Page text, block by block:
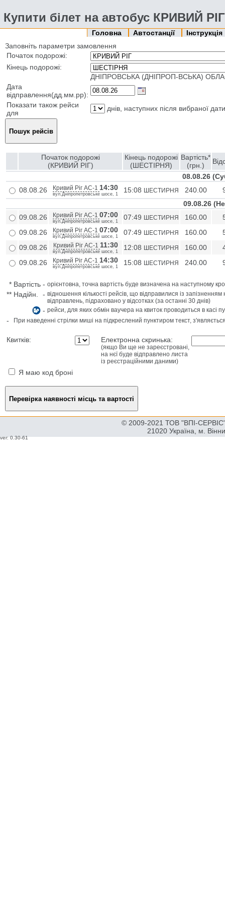
Купити білет на автобус КРИВИЙ
Головна Автостанції
Інструкція
Заповніть параметри замовлення
Початок подорожі:
Кінець подорожі:
ДНІПРОВСЬКА (ДНІПРОП-ВСЬКА)
Дата
відправлення(дд.мм.рр):
Показати також рейси
для
днів, наступних після вибраної дати
Початок подорожі
(КРИВИЙ РІГ)
Кінець подорожі
(ШЕСТІРНЯ)
Вартість*
(грн.)
08.08.26
08.08.26
Кривий Ріг АС-1 14:30
вул.Дніпропетровське шосе, 1 15:08 ШЕСТИРНЯ 240.00
09.08.26
09.08.26
Кривий Ріг АС-1 07:00
вул.Дніпропетровське шосе, 1 07:49 ШЕСТИРНЯ 160.00
09.08.26
Кривий Ріг АС-1 07:00
вул.Дніпропетровське шосе, 1 07:49 ШЕСТИРНЯ 160.00
09.08.26
Кривий Ріг АС-1 11:30
вул.Дніпропетровське шосе, 1 12:08 ШЕСТИРНЯ 160.00
09.08.26
Кривий Ріг АС-1 14:30
вул.Дніпропетровське шосе, 1 15:08 ШЕСТИРНЯ 240.00
* Вартість - орієнтовна, точна вартість буде визначена на наступному
** Надійн. - відношення кількості рейсів, що відправилися із
відправлень, підраховано у відсотках (за останні 30 днів)
- рейси, для яких обмін ваучера на квиток проводиться в касі
- При наведенні стрілки миші на підкреслений пунктиром текст,
Квитків: Електронна скринька:
(якщо Ви ще не зареєстровані,
на нєї буде відправлено листа
із реєстраційними даними)
Я маю код броні
© 2009-2021 ТОВ "ВПІ-
21020 Україна, м.
ver: 0.30-61